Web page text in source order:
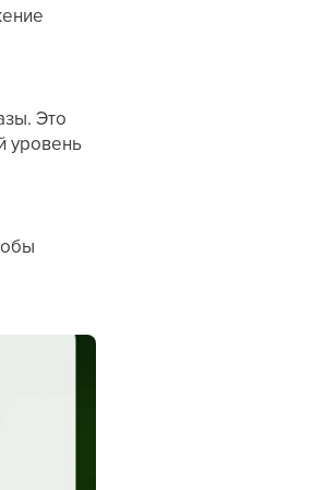
Это
уровень